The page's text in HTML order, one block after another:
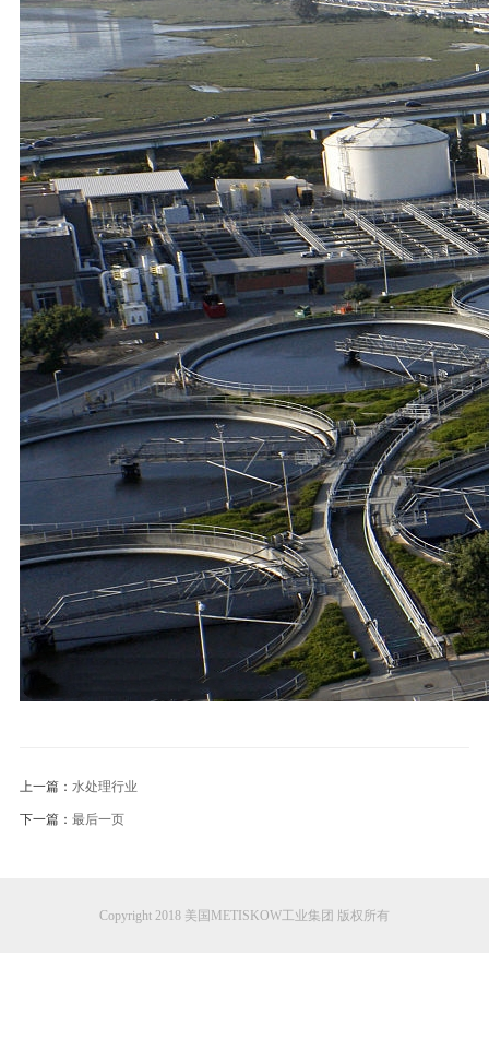
上一篇： 水处理行业
下一篇： 最后一页
Copyright 2018 美国METISKOW工业集团 版权所有